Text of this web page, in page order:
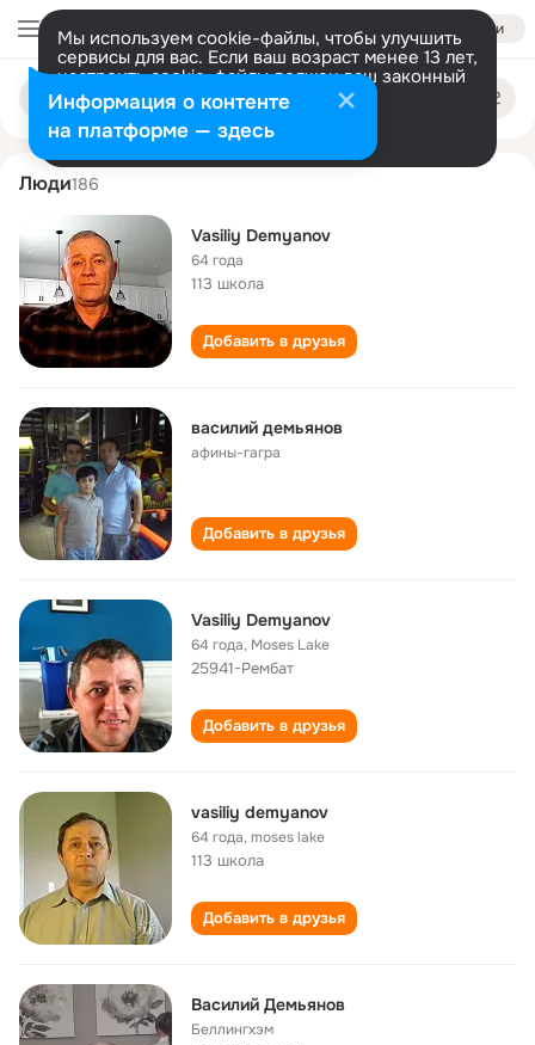
Войти
Мы используем cookie-файлы, чтобы улучшить
сервисы для вас. Если ваш возраст менее 13 лет,
настроить cookie-файлы должен ваш законный
представитель. Больше информации
Разрешить все Настроить
Поиск
людям
vasiliy demyanov
Люди186
Vasiliy Demyanov
64 года
113 школа
Добавить в друзья
василий демьянов
афины-гагра
Добавить в друзья
Vasiliy Demyanov
64 года, Moses Lake
25941-Рембат
Добавить в друзья
vasiliy demyanov
64 года,moses lake
113 школа
Добавить в друзья
Василий Демьянов
Беллингхэм
Информация о контенте
на платформе — здесь